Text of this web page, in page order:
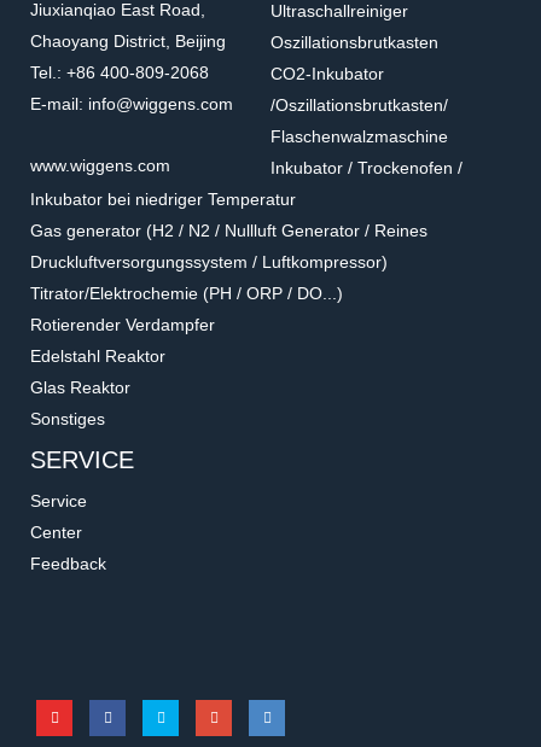
Jiuxianqiao East Road,
Chaoyang District, Beijing
Tel.: +86 400-809-2068
E-mail: info@wiggens.com
www.wiggens.com
Ultraschallreiniger
Oszillationsbrutkasten
CO2-Inkubator
/Oszillationsbrutkasten/
Flaschenwalzmaschine
Inkubator / Trockenofen /
Inkubator bei niedriger Temperatur
Gas generator (H2 / N2 / Nullluft Generator / Reines
Druckluftversorgungssystem / Luftkompressor)
Titrator/Elektrochemie (PH / ORP / DO...)
Rotierender Verdampfer
Edelstahl Reaktor
Glas Reaktor
Sonstiges
SERVICE
Service
Center
Feedback